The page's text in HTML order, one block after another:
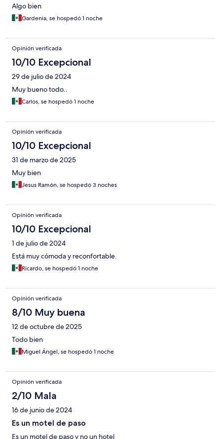
Algo bien
Gardenia, se hospedó 1 noche
Opinión verificada
10/10 Excepcional
29 de julio de 2024
Muy bueno todo..
Carlos, se hospedó 1 noche
Opinión verificada
10/10 Excepcional
31 de marzo de 2025
Muy bien
Jesus Ramón, se hospedó 3 noches
Opinión verificada
10/10 Excepcional
1 de julio de 2024
Está muy cómoda y reconfortable.
Ricardo, se hospedó 1 noche
Opinión verificada
8/10 Muy buena
12 de octubre de 2025
Todo bien
Miguel Ángel, se hospedó 1 noche
Opinión verificada
2/10 Mala
16 de junio de 2024
Es un motel de paso
Es un motel de paso y no un hotel